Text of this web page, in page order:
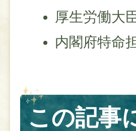
厚生労働大
内閣府特命
この記事